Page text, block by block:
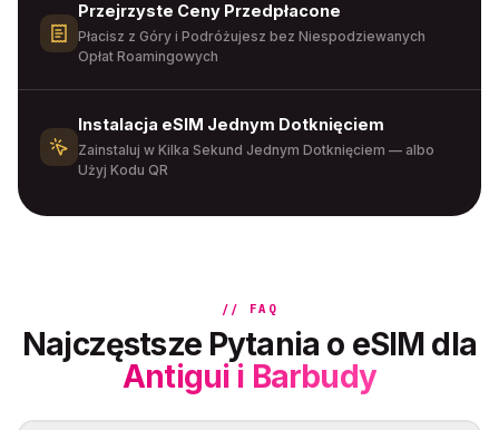
Przejrzyste Ceny Przedpłacone
Płacisz z Góry i Podróżujesz bez Niespodziewanych
Opłat Roamingowych
Instalacja eSIM Jednym Dotknięciem
Zainstaluj w Kilka Sekund Jednym Dotknięciem — albo
Użyj Kodu QR
// FAQ
Najczęstsze Pytania o eSIM dla
Antigui i Barbudy